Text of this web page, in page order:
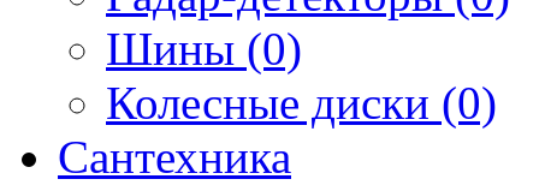
Шины (0)
Колесные диски (0)
Сантехника